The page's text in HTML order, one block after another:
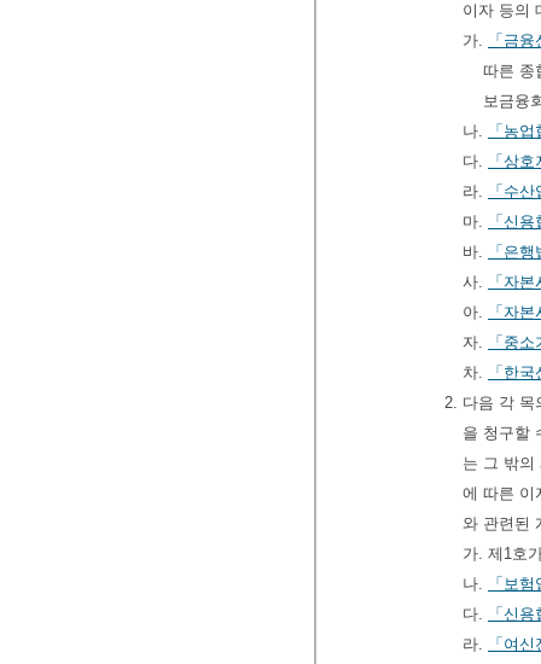
이자 등의
가.
「금
따른 종
보금융
나.
「농
다.
「상
라.
「수
마.
「신
바.
「은
사.
「자
아.
「자
자.
「중
차.
「한
2. 다음 각 목
을 청구할
는 그 밖의
에 따른 이
와 관련된
가. 제1호
나.
「보
다.
「신
라.
「여